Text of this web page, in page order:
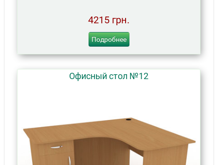
4215 грн.
Подробнее
Офисный стол №12